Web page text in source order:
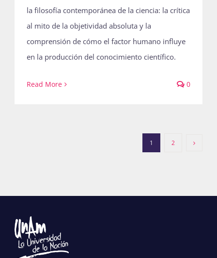
la filosofía contemporánea de la ciencia: la crítica
al mito de la objetividad absoluta y la
comprensión de cómo el factor humano influye
en la producción del conocimiento científico.
Read More 0
1 2